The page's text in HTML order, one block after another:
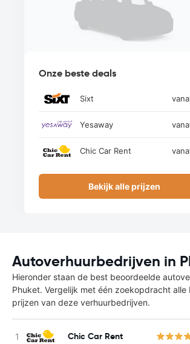
Onze beste deals
Sixt
Yesaway
Chic Car Rent
Bekijk alle prijzen
Autoverhuurbedrijven in
Hieronder staan de best beoordeelde
Phuket. Vergelijk met één zoekopdracht alle
prijzen van deze verhuurbedrijven.
Chic Car Rent